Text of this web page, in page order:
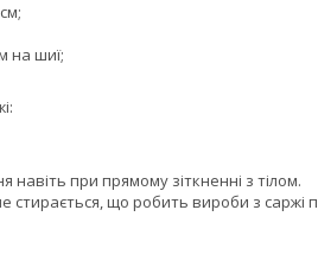
на шиї;
навіть при прямому зіткненні з тілом.
що робить вироби з саржі